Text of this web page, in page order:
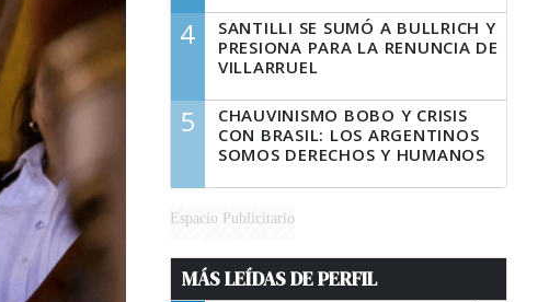
4
SANTILLI SE SUMÓ A BULLRICH Y
PRESIONA PARA LA RENUNCIA DE
VILLARRUEL
5
CHAUVINISMO BOBO Y CRISIS
CON BRASIL: LOS ARGENTINOS
SOMOS DERECHOS Y HUMANOS
Espacio Publicitario
MÁS LEÍDAS DE PERFIL